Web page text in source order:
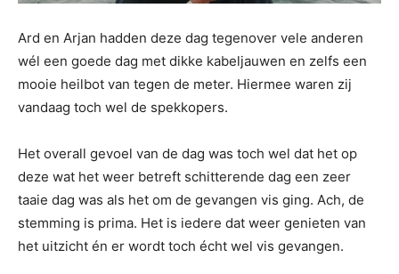
Ard en Arjan hadden deze dag tegenover vele anderen
wél een goede dag met dikke kabeljauwen en zelfs een
mooie heilbot van tegen de meter. Hiermee waren zij
vandaag toch wel de spekkopers.
Het overall gevoel van de dag was toch wel dat het op
deze wat het weer betreft schitterende dag een zeer
taaie dag was als het om de gevangen vis ging. Ach, de
stemming is prima. Het is iedere dat weer genieten van
het uitzicht én er wordt toch écht wel vis gevangen.